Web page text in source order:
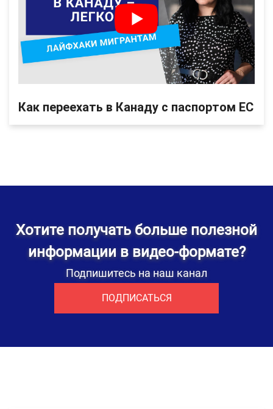
Как переехать в Канаду с паспортом ЕС
Хотите получать больше полезной
информации в видео-формате?
Подпишитесь на наш канал
ПОДПИСАТЬСЯ